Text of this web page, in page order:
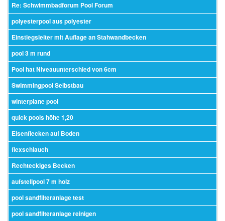
Re: Schwimmbadforum Pool Forum
polyesterpool aus polyester
Einstiegsleiter mit Auflage an Stahwandbecken
pool 3 m rund
Pool hat Niveauunterschied von 6cm
Swimmingpool Selbstbau
winterplane pool
quick pools höhe 1,20
Eisenflecken auf Boden
flexschlauch
Rechteckiges Becken
aufstellpool 7 m holz
pool sandfilteranlage test
pool sandfilteranlage reinigen